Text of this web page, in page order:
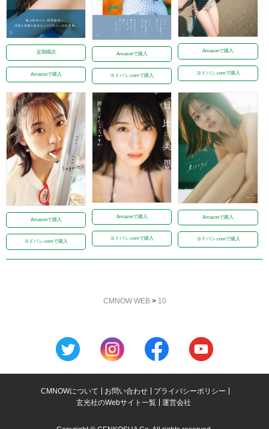
定期購読
Amazonで購入
Amazonで購入
ヨドバシ.comで購入
Amazonで購入
ヨドバシ.comで購入
Amazonで購入
ヨドバシ.comで購入
Amazonで購入
ヨドバシ.comで購入
Amazonで購入
ヨドバシ.comで購入
CMNOW WEB> 10
CMNOWについて お問い合わせ
プライバシーポリシー
玄光社のWebサイト一覧
運営会社